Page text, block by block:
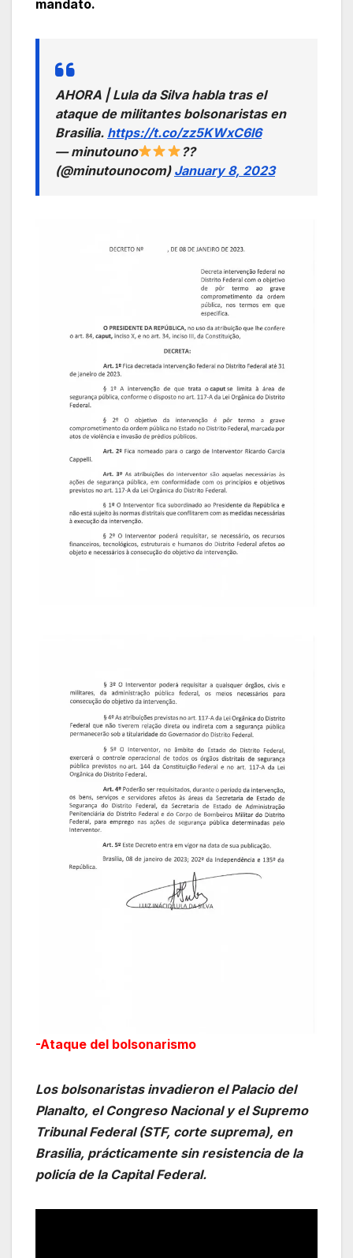
mandato.
AHORA | Lula da Silva habla tras el
ataque de militantes bolsonaristas en
Brasilia. https://t.co/zz5KWxC6l6
— minutouno
??
(@minutounocom) January 8, 2023
-Ataque del bolsonarismo
Los bolsonaristas invadieron el Palacio del
Planalto, el Congreso Nacional y el Supremo
Tribunal Federal (STF, corte suprema), en
Brasilia, prácticamente sin resistencia de la
policía de la Capital Federal.